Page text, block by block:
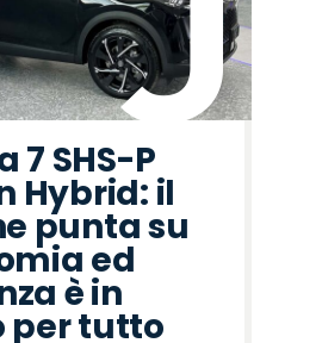
7 SHS-P
Hybrid: il
punta su
ed
è in
per tutto